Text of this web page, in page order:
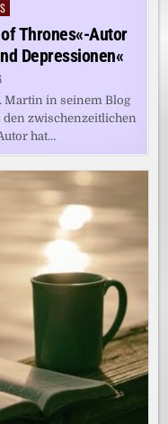
Thrones«-Autor
Depressionen«
Martin in seinem Blog
den zwischenzeitlichen
hat…